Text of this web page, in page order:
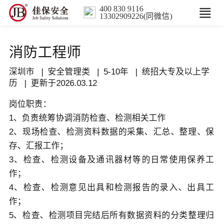
400 830 9116
13302909226(同微信)
核心业务
行业案例
培训
人力服务
新闻中心
消防工程师
深圳市 | 安全管理类 | 5-10年 | 统招大专及以上学
历 | 更新于2026.03.12
岗位职责：
1、负责统筹协调消防检查、检测相关工作
2、现场检查、检测资料数据的采集、汇总、整理、保
存、汇报工作；
3、检查、检测设备及通讯器材等的日常使用保养工
作；
4、检查、检测意见出具和检测报告的录入、出具工
作；
5、检查、检测项目完结后所有数据资料的分类整理归